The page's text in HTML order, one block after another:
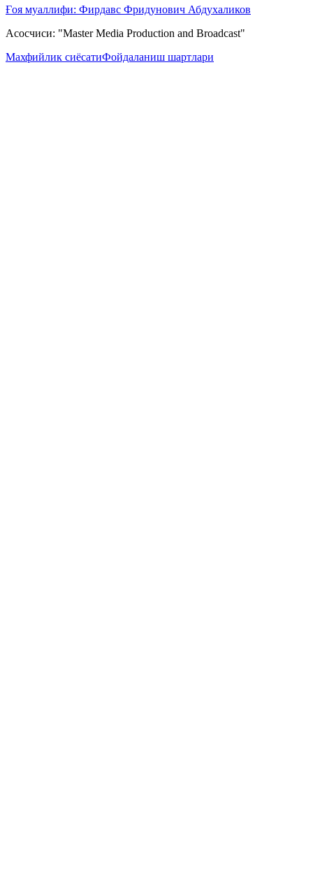
Ғоя муаллифи: Фирдавс Фридунович Абдухаликов
Асосчиси: "Master Media Production and Broadcast"
Махфийлик сиёсатиФойдаланиш шартлари